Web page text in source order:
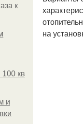
к
кв
и
на